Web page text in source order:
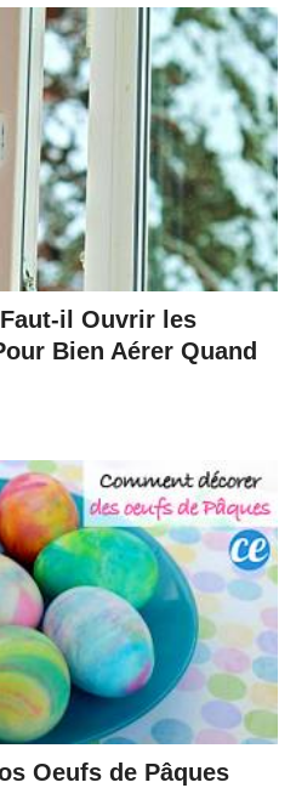
il Ouvrir les
Bien Aérer Quand
Oeufs de Pâques